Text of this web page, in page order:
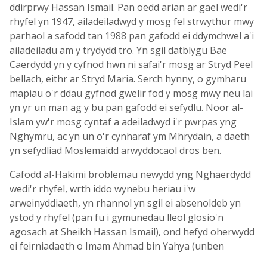
ddirprwy Hassan Ismail. Pan oedd arian ar gael wedi'r
rhyfel yn 1947, ailadeiladwyd y mosg fel strwythur mwy
parhaol a safodd tan 1988 pan gafodd ei ddymchwel a'i
ailadeiladu am y trydydd tro. Yn sgil datblygu Bae
Caerdydd yn y cyfnod hwn ni safai'r mosg ar Stryd Peel
bellach, eithr ar Stryd Maria. Serch hynny, o gymharu
mapiau o'r ddau gyfnod gwelir fod y mosg mwy neu lai
yn yr un man ag y bu pan gafodd ei sefydlu. Noor al-
Islam yw'r mosg cyntaf a adeiladwyd i'r pwrpas yng
Nghymru, ac yn un o'r cynharaf ym Mhrydain, a daeth
yn sefydliad Moslemaidd arwyddocaol dros ben.
Cafodd al-Hakimi broblemau newydd yng Nghaerdydd
wedi'r rhyfel, wrth iddo wynebu heriau i'w
arweinyddiaeth, yn rhannol yn sgil ei absenoldeb yn
ystod y rhyfel (pan fu i gymunedau lleol glosio'n
agosach at Sheikh Hassan Ismail), ond hefyd oherwydd
ei feirniadaeth o Imam Ahmad bin Yahya (unben